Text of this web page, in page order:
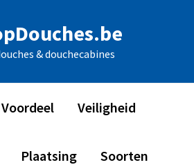
& douchecabines
Voordeel Veiligheid
Plaatsing Soorten